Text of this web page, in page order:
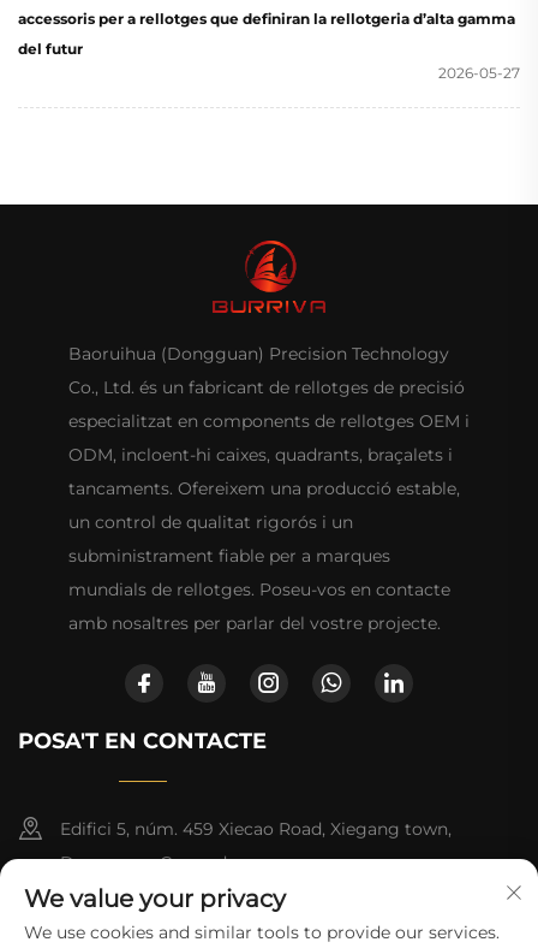
accessoris per a rellotges que definiran la rellotgeria d’alta gamma
del futur
2026-05-27
Baoruihua (Dongguan) Precision Technology
Co., Ltd. és un fabricant de rellotges de precisió
especialitzat en components de rellotges OEM i
ODM, incloent-hi caixes, quadrants, braçalets i
tancaments. Ofereixem una producció estable,
un control de qualitat rigorós i un
subministrament fiable per a marques
mundials de rellotges. Poseu-vos en contacte
amb nosaltres per parlar del vostre projecte.
POSA'T EN CONTACTE
Edifici 5, núm. 459 Xiecao Road, Xiegang town,
Dongguan, Guangdong
+852-8402 6198
We value your privacy
We use cookies and similar tools to provide our services.